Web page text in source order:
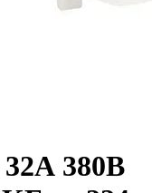
32А 380В